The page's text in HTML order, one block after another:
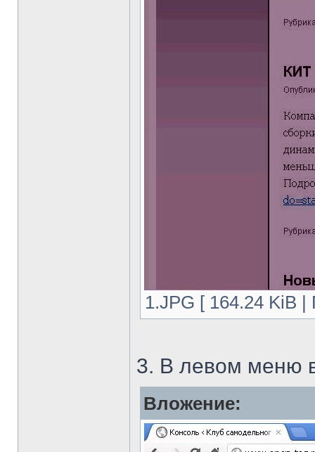
1.JPG [ 164.24 KiB
3. В левом меню
Вложение: